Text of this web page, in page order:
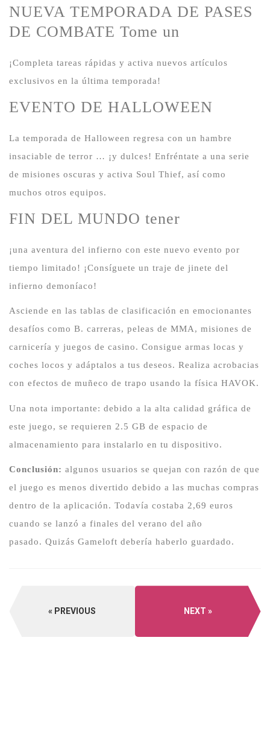
NUEVA TEMPORADA DE PASES
DE COMBATE Tome un
¡Completa tareas rápidas y activa nuevos artículos
exclusivos en la última temporada!
EVENTO DE HALLOWEEN
La temporada de Halloween regresa con un hambre
insaciable de terror … ¡y dulces! Enfréntate a una serie
de misiones oscuras y activa Soul Thief, así como
muchos otros equipos.
FIN DEL MUNDO tener
¡una aventura del infierno con este nuevo evento por
tiempo limitado! ¡Consíguete un traje de jinete del
infierno demoníaco!
Asciende en las tablas de clasificación en emocionantes
desafíos como B. carreras, peleas de MMA, misiones de
carnicería y juegos de casino. Consigue armas locas y
coches locos y adáptalos a tus deseos. Realiza acrobacias
con efectos de muñeco de trapo usando la física HAVOK.
Una nota importante: debido a la alta calidad gráfica de
este juego, se requieren 2.5 GB de espacio de
almacenamiento para instalarlo en tu dispositivo.
Conclusión: algunos usuarios se quejan con razón de que
el juego es menos divertido debido a las muchas compras
dentro de la aplicación. Todavía costaba 2,69 euros
cuando se lanzó a finales del verano del año
pasado. Quizás Gameloft debería haberlo guardado.
PREVIOUS NEXT